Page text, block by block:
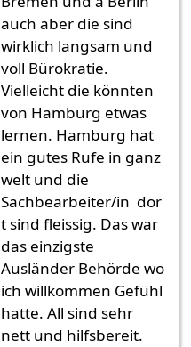
auch aber die sind
wirklich langsam und
voll Bürokratie.
Vielleicht die könnten
von Hamburg etwas
lernen. Hamburg hat
ein gutes Rufe in ganz
welt und die
Sachbearbeiter/in dor
t sind fleissig. Das war
das einzigste
Ausländer Behörde wo
ich willkommen Gefühl
hatte. All sind sehr
nett und hilfsbereit.